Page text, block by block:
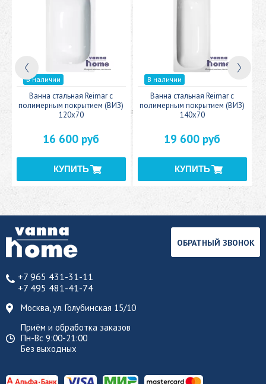
В наличии
Ванна стальная Reimar с
полимерным покрытием (ВИЗ)
120x70
16 600 руб
В наличии
Ванна стальная Reimar с
полимерным покрытием (ВИЗ)
140x70
19 600 руб
+7 965 431-31-11
+7 495 481-41-74
Москва, ул. Голубинская 15/10
Приём и обработка заказов
Пн-Вс 9:00-21:00
Без выходных
ОБРАТНЫЙ ЗВОНОК